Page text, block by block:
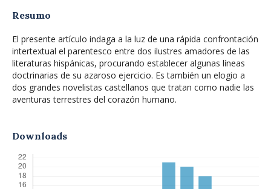
Resumo
El presente artículo indaga a la luz de una rápida confrontación
intertextual el parentesco entre dos ilustres amadores de las
literaturas hispánicas, procurando establecer algunas líneas
doctrinarias de su azaroso ejercicio. Es también un elogio a
dos grandes novelistas castellanos que tratan como nadie las
aventuras terrestres del corazón humano.
Downloads